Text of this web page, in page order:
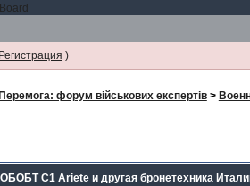
Регистрация )
форум військових експертів>
C1 Ariete и другая бронетехника